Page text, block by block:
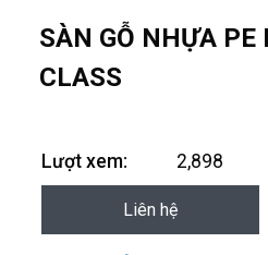
SÀN GỖ NHỰA PE
CLASS
Lượt xem: 2,898
Liên hệ